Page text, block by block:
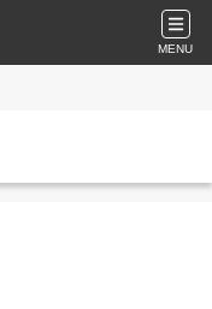
MENU